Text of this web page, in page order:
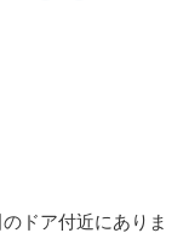
のドア付近にありま